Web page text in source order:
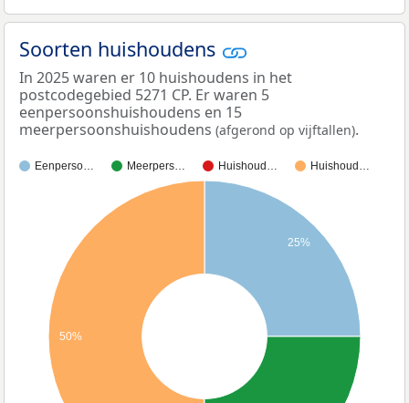
Soorten huishoudens
In 2025 waren er 10 huishoudens in het
postcodegebied 5271 CP. Er waren 5
eenpersoonshuishoudens en 15
meerpersoonshuishoudens (afgerond op vijftallen).
Eenperso… Meerpers… Huishoud… Huishoud…
25%
50%